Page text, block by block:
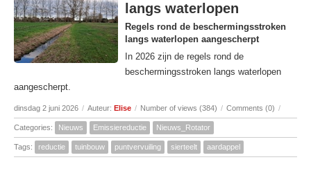
langs waterlopen
Regels rond de beschermingsstroken
langs waterlopen aangescherpt
In 2026 zijn de regels rond de
beschermingsstroken langs waterlopen
aangescherpt.
dinsdag 2 juni 2026 / Auteur: Elise / Number of views (384) / Comments (0) /
Categories: Nieuws Emissiereductie Nieuws_Rotator
Tags: reductie tuinbouw puntvervuiling sierteelt aardappel